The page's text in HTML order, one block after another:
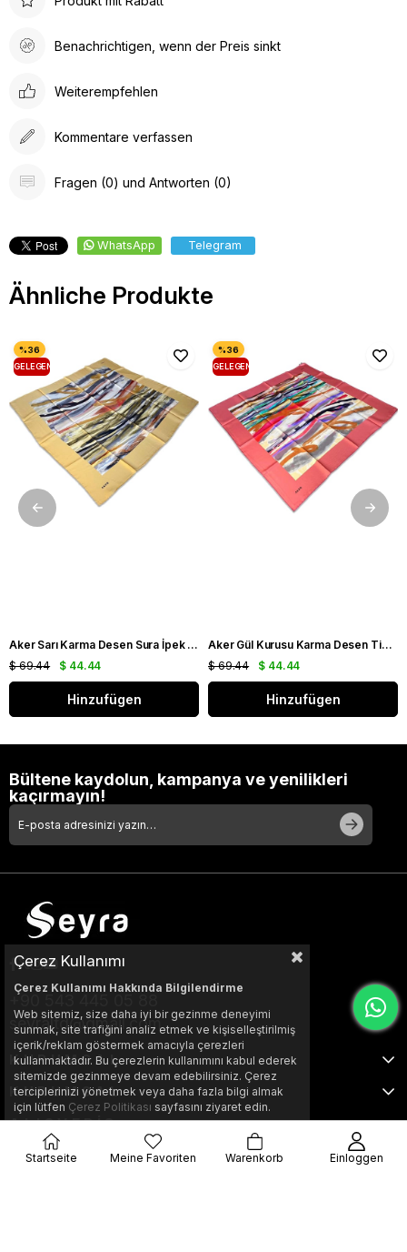
Benachrichtigen, wenn der Preis sinkt
Weiterempfehlen
Kommentare verfassen
Fragen (0) und Antworten (0)
WhatsApp Telegram
Ähnliche Produkte
Aker Sarı Karma Desen Sura İpek Eşarp 8808701 - 361
$ 44.44
$ 69.44
Hinzufügen
GELEGENHEIT
PRODUKT
Aker Gül Kurusu Karma Desen Tivil İpek Eşarp 8808713 - 991
$ 44.44
$ 69.44
Hinzufügen
GELEGENHEIT
Bültene kaydolun, kampanya ve yenilikleri
kaçırmayın!
+90 543 445 05 88
seyraltd@gmail.com
KURUMSAL
KURUMSAL
ALIŞVERİŞ
Çerez Kullanımı
Çerez Kullanımı Hakkında Bilgilendirme
Web sitemiz, size daha iyi bir gezinme deneyimi
sunmak, site trafiğini analiz etmek ve kişiselleştirilmiş
içerik/reklam göstermek amacıyla çerezleri
kullanmaktadır. Bu çerezlerin kullanımını kabul ederek
sitemizde gezinmeye devam edebilirsiniz. Çerez
terciplerinizi yönetmek veya daha fazla bilgi almak
için lütfen Çerez Politikası sayfasını ziyaret edin.
Startseite Meine Favoriten Warenkorb Einloggen